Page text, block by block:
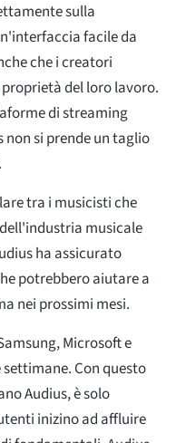
sulla
facile da
che i creatori
del loro lavoro.
di streaming
non si prende un taglio
tra i musicisti che
musicale
ha assicurato
potrebbero aiutare a
nei prossimi mesi.
Microsoft e
Con questo
Audius, è solo
inizino ad affluire